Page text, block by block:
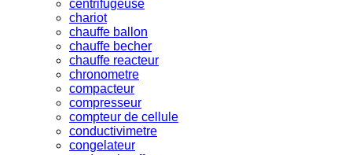
centrifugeuse
chariot
chauffe ballon
chauffe becher
chauffe reacteur
chronometre
compacteur
compresseur
compteur de cellule
conductivimetre
congelateur